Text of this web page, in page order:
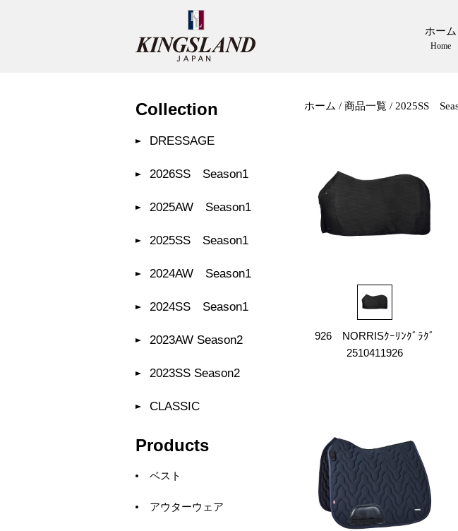
ホーム
Home
ホーム 商品一覧 2025SS
926 NORRISｸｰﾘﾝｸﾞﾗｸﾞ
2510411926
Collection
DRESSAGE
2026SS Season1
2025AW Season1
2025SS Season1
2024AW Season1
2024SS Season1
2023AW Season2
2023SS Season2
CLASSIC
Products
ベスト
アウターウェア